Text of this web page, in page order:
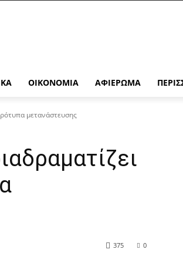
ΟΙΚΟΝΟΜΊΑ ΑΦΙΈΡΩΜΑ
μετανάστευσης
0
375